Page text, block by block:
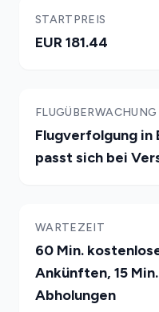
STARTPREIS
EUR 181.44
FLUGÜBERWACHUNG
Flugverfolgung
passt sich bei
WARTEZEIT
60 Min.
Ankünften, 15
Abholungen